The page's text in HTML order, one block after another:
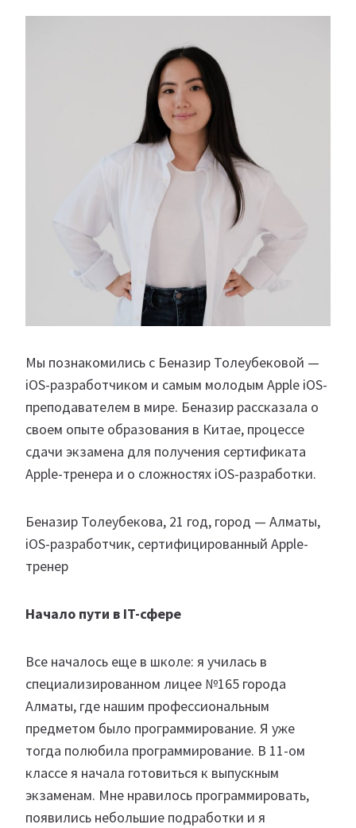
Мы познакомились с Беназир Толеубековой —
iOS-разработчиком и самым молодым Apple iOS-
преподавателем в мире. Беназир рассказала о
своем опыте образования в Китае, процессе
сдачи экзамена для получения сертификата
Apple-тренера и о сложностях iOS-разработки.
Беназир Толеубекова, 21 год, город — Алматы,
iOS-разработчик, сертифицированный Apple-
тренер
Начало пути в IT-сфере
Все началось еще в школе: я училась в
специализированном лицее №165 города
Алматы, где нашим профессиональным
предметом было программирование. Я уже
тогда полюбила программирование. В 11-ом
классе я начала готовиться к выпускным
экзаменам. Мне нравилось программировать,
появились небольшие подработки и я